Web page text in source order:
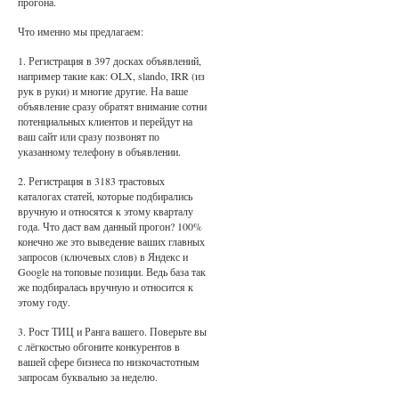
Что именно мы предлагаем:
1. Регистрация в 397 досках объявлений,
например такие как: OLX, slando, IRR (из
рук в руки) и многие другие. На ваше
объявление сразу обратят внимание сотни
потенциальных клиентов и перейдут на
ваш сайт или сразу позвонят по
указанному телефону в объявлении.
2. Регистрация в 3183 трастовых
каталогах статей, которые подбирались
вручную и относятся к этому кварталу
года. Что даст вам данный прогон? 100%
конечно же это выведение ваших главных
запросов (ключевых слов) в Яндекс и
Google на топовые позиции. Ведь база так
же подбиралась вручную и относится к
этому году.
3. Рост ТИЦ и Ранга вашего. Поверьте вы
с лёгкостью обгоните конкурентов в
вашей сфере бизнеса по низкочастотным
запросам буквально за неделю.